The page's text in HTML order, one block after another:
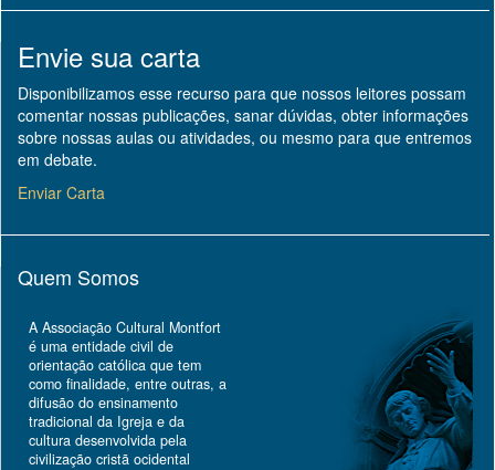
Envie sua carta
Disponibilizamos esse recurso para que nossos leitores possam
comentar nossas publicações, sanar dúvidas, obter informações
sobre nossas aulas ou atividades, ou mesmo para que entremos
em debate.
Enviar Carta
Quem Somos
A Associação Cultural Montfort
é uma entidade civil de
orientação católica que tem
como finalidade, entre outras, a
difusão do ensinamento
tradicional da Igreja e da
cultura desenvolvida pela
civilização cristã ocidental